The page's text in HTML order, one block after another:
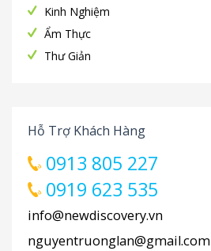
Kinh Nghiệm
Ẩm Thực
Thư Giản
Hỗ Trợ Khách Hàng
0913 805 227
0919 623 535
info@newdiscovery.vn
nguyentruonglan@gmail.com